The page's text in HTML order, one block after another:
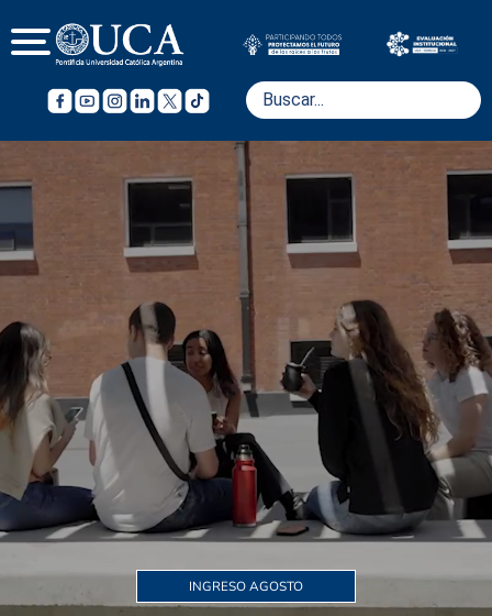
INGRESO AGOSTO